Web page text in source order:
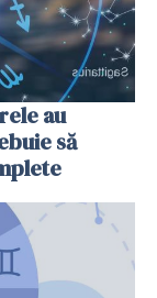
au
să